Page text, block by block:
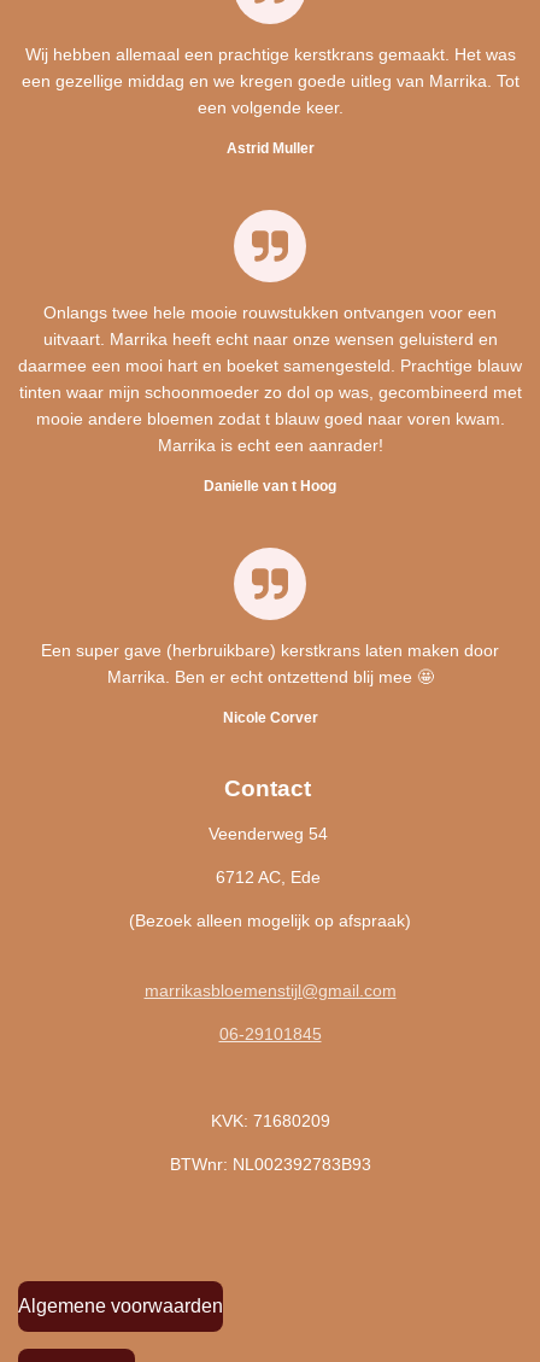
Wij hebben allemaal een prachtige kerstkrans gemaakt. Het was
een gezellige middag en we kregen goede uitleg van Marrika. Tot
een volgende keer.
Astrid Muller
Onlangs twee hele mooie rouwstukken ontvangen voor een
uitvaart. Marrika heeft echt naar onze wensen geluisterd en
daarmee een mooi hart en boeket samengesteld. Prachtige blauw
tinten waar mijn schoonmoeder zo dol op was, gecombineerd met
mooie andere bloemen zodat t blauw goed naar voren kwam.
Marrika is echt een aanrader!
Danielle van t Hoog
Een super gave (herbruikbare) kerstkrans laten maken door
Marrika. Ben er echt ontzettend blij mee 🤩
Nicole Corver
Contact
Veenderweg 54
6712 AC, Ede
(Bezoek alleen mogelijk op afspraak)
marrikasbloemenstijl@gmail.com
06-29101845
KVK: 71680209
BTWnr: NL002392783B93
Algemene voorwaarden